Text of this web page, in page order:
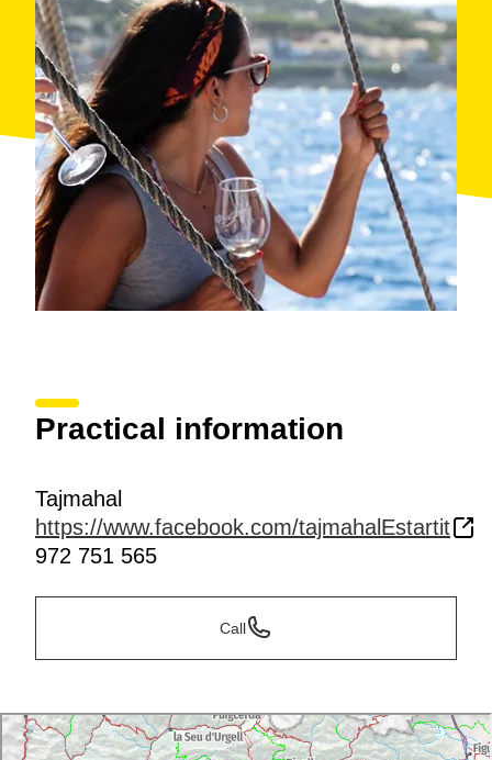
Practical information
Tajmahal
https://www.facebook.com/tajmahalEstartit
972 751 565
Call